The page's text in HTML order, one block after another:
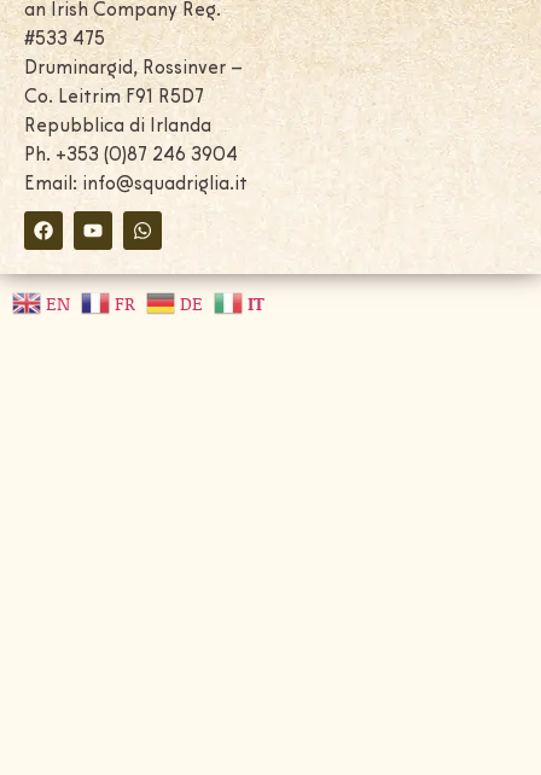
an Irish Company Reg.
#533 475
Druminargid, Rossinver –
Co. Leitrim F91 R5D7
Repubblica di Irlanda
Ph. +353 (0)87 246 3904
Email: info@squadriglia.it
EN FR DE IT